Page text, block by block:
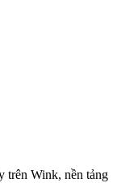
trên Wink, nền tảng